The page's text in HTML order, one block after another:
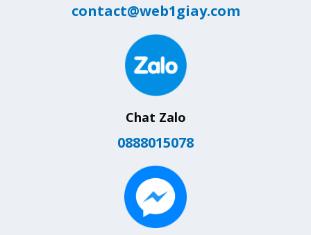
contact@web1giay.com
Chat Zalo
0888015078